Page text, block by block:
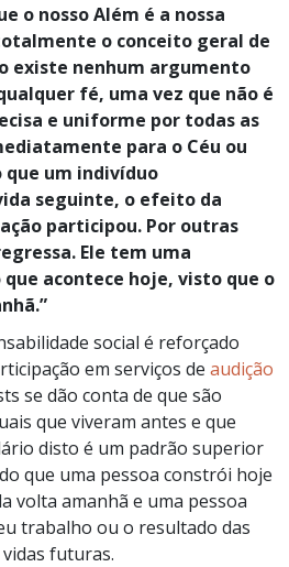
o nosso Além é a nossa
o conceito geral de
existe nenhum argumento
fé, uma vez que não é
e uniforme por todas as
para o Céu ou
que um indivíduo
seguinte, o efeito da
participou. Por outras
Ele tem uma
acontece hoje, visto que o
social é reforçado
em serviços de audição
se dão conta de que são
que viveram antes e que
disto é um padrão superior
que uma pessoa constrói hoje
volta amanhã e uma pessoa
trabalho ou o resultado das
futuras.